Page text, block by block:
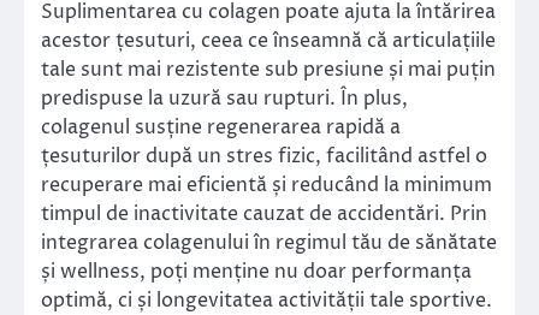
Suplimentarea cu colagen poate ajuta la întărirea
acestor țesuturi, ceea ce înseamnă că articulațiile
tale sunt mai rezistente sub presiune și mai puțin
predispuse la uzură sau rupturi. În plus,
colagenul susține regenerarea rapidă a
țesuturilor după un stres fizic, facilitând astfel o
recuperare mai eficientă și reducând la minimum
timpul de inactivitate cauzat de accidentări. Prin
integrarea colagenului în regimul tău de sănătate
și wellness, poți menține nu doar performanța
optimă, ci și longevitatea activității tale sportive.